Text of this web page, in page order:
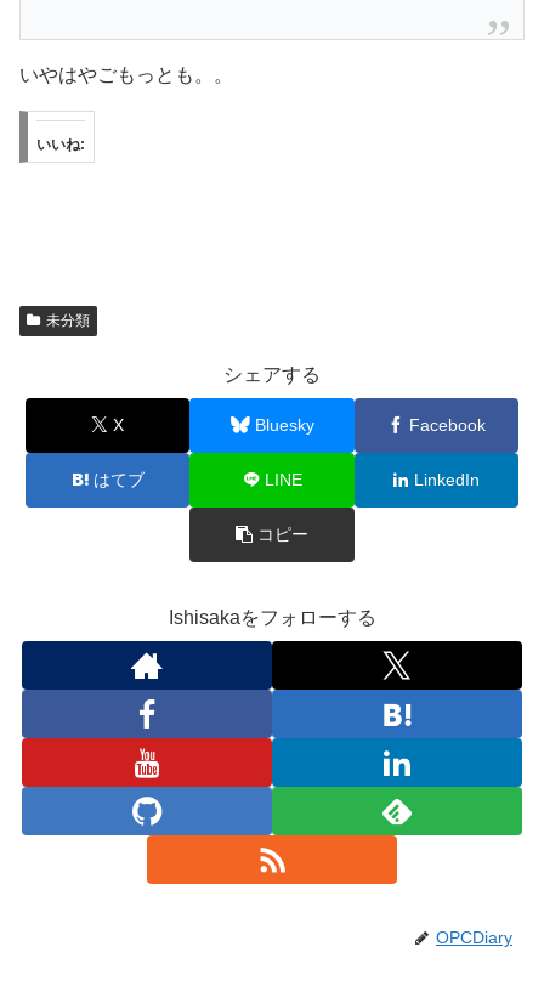
いやはやごもっとも。。
いいね:
未分類
シェアする
X Bluesky Facebook
はてブ LINE LinkedIn
コピー
Ishisakaをフォローする
OPCDiary